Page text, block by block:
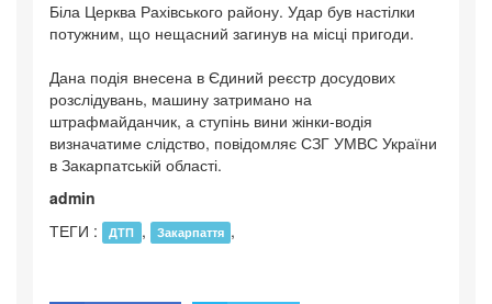
Біла Церква Рахівського району. Удар був настілки
потужним, що нещасний загинув на місці пригоди.
Дана подія внесена в Єдиний реєстр досудових
розслідувань, машину затримано на
штрафмайданчик, а ступінь вини жінки-водія
визначатиме слідство, повідомляє СЗГ УМВС України
в Закарпатській області.
admin
ТЕГИ :
ДТП , Закарпаття ,